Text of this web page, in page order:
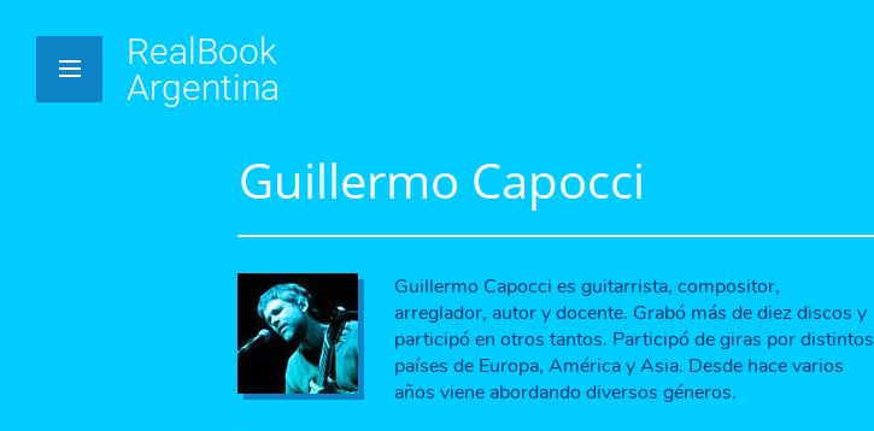
RealBook
Argentina
Guillermo Capocci
Guillermo Capocci es guitarrista, compositor,
arreglador, autor y docente. Grabó más de diez discos y
participó en otros tantos. Participó de giras por distintos
países de Europa, América y Asia. Desde hace varios
años viene abordando diversos géneros.